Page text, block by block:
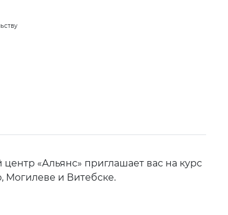
«Альянс» приглашает вас на курс
Могилеве и Витебске.